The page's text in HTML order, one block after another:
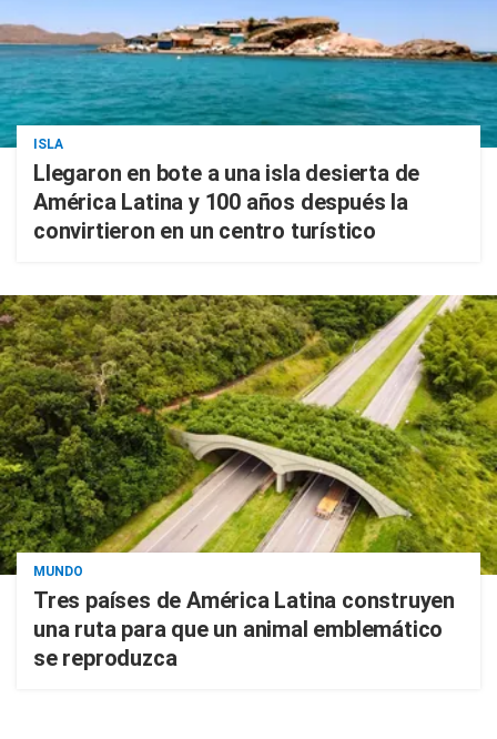
ISLA
Llegaron en bote a una isla desierta de
América Latina y 100 años después la
convirtieron en un centro turístico
MUNDO
Tres países de América Latina construyen
una ruta para que un animal emblemático
se reproduzca